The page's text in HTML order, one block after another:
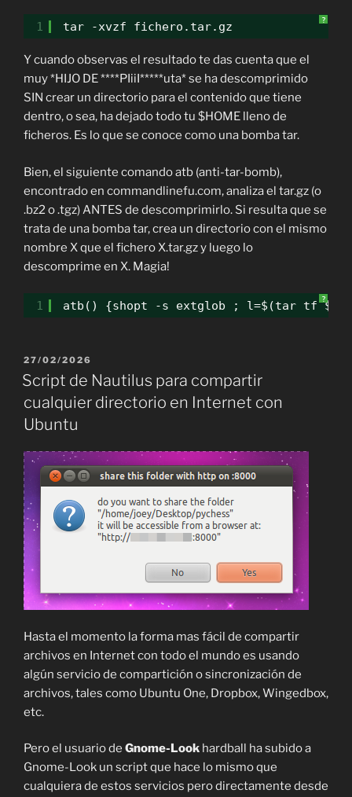
?
1 tar -xvzf fichero.tar.gz
Y cuando observas el resultado te das cuenta que el
muy *HIJO DE ****PIiiI*****uta* se ha descomprimido
SIN crear un directorio para el contenido que tiene
dentro, o sea, ha dejado todo tu $HOME lleno de
ficheros. Es lo que se conoce como una bomba tar.
Bien, el siguiente comando atb (anti-tar-bomb),
encontrado en commandlinefu.com, analiza el tar.gz (o
.bz2 o .tgz) ANTES de descomprimirlo. Si resulta que se
trata de una bomba tar, crea un directorio con el mismo
nombre X que el fichero X.tar.gz y luego lo
descomprime en X. Magia!
?
1 atb() {shopt -s extglob ; l=$(tar tf
PUBLICADO
EL
27/02/2026
Script de Nautilus para compartir
cualquier directorio en Internet con
Ubuntu
Hasta el momento la forma mas fácil de compartir
archivos en Internet con todo el mundo es usando
algún servicio de compartición o sincronización de
archivos, tales como Ubuntu One, Dropbox, Wingedbox,
etc.
Pero el usuario de Gnome-Look hardball ha subido a
Gnome-Look un script que hace lo mismo que
cualquiera de estos servicios pero directamente desde